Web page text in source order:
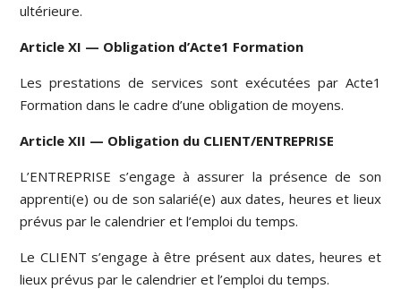
ultérieure.
Article XI — Obligation d’Acte1 Formation
Les prestations de services sont exécutées par Acte1
Formation dans le cadre d’une obligation de moyens.
Article XII — Obligation du CLIENT/ENTREPRISE
L’ENTREPRISE s’engage à assurer la présence de son
apprenti(e) ou de son salarié(e) aux dates, heures et lieux
prévus par le calendrier et l’emploi du temps.
Le CLIENT s’engage à être présent aux dates, heures et
lieux prévus par le calendrier et l’emploi du temps.